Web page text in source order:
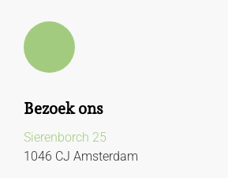
Bezoek ons
Sierenborch 25
1046 CJ Amsterdam